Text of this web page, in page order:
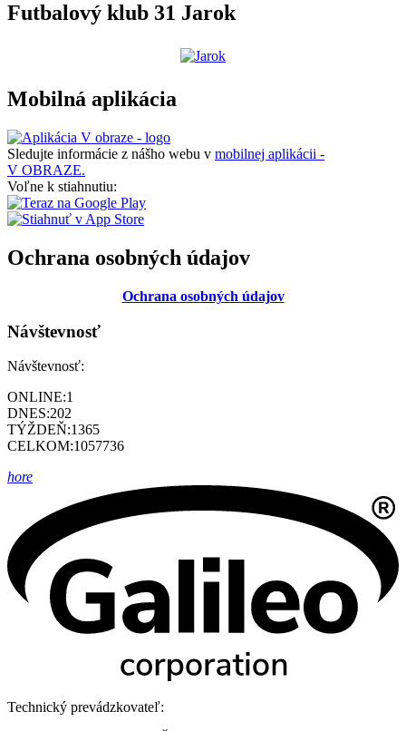
Futbalový klub 31 Jarok
Mobilná aplikácia
Sledujte informácie z nášho webu v mobilnej aplikácii -
V OBRAZE.
Voľne k stiahnutiu:
Ochrana osobných údajov
Ochrana osobných údajov
Návštevnosť
Návštevnosť:
ONLINE:1
DNES:202
TÝŽDEŇ:1365
CELKOM:1057736
hore
Technický prevádzkovateľ: